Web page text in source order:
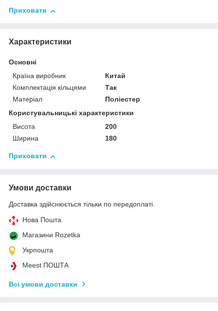
Приховати
Характеристики
Основні
Країна виробник
Китай
Комплектація кільцями
Так
Матеріал
Поліестер
Користувальницькі характеристики
Висота
200
Ширина
180
Приховати
Умови доставки
Доставка здійснюється тільки по передоплаті.
Нова Пошта
Магазини Rozetka
Укрпошта
Meest ПОШТА
Всі умови доставки